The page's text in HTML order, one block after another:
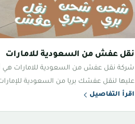
نقل عفش من السعودية للامارات
شركة نقل عفش من السعودية للامارات
عليها لنقل عفشك بريا من السعودية
اقرأ التفاصيل